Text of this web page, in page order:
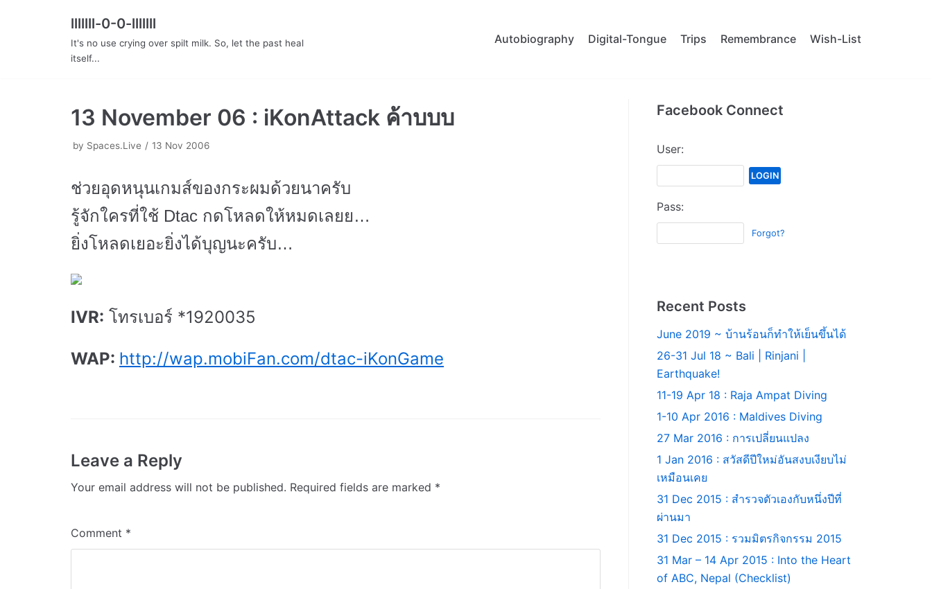
lllllll-0-0-lllllll
It's no use crying over spilt milk. So, let the past heal
itself...
Autobiography Digital-Tongue Trips Remembrance Wish-List
13 November 06 : iKonAttack ค้าบบบ
by Spaces.Live 13 Nov 2006
ช่วยอุดหนุนเกมส์ของกระผมด้วยนาครับ
รู้จักใครที่ใช้ Dtac กดโหลดให้หมดเลยย…
ยิ่งโหลดเยอะยิ่งได้บุญนะครับ…
IVR: โทรเบอร์ *1920035
WAP: http://wap.mobiFan.com/dtac-iKonGame
Leave a Reply
Your email address will not be published. Required fields are marked *
Comment *
Facebook Connect
User:
Pass:
Forgot?
Recent Posts
June 2019 ~ บ้านร้อนก็ทำให้เย็นขึ้นได้
26-31 Jul 18 ~ Bali | Rinjani |
Earthquake!
11-19 Apr 18 : Raja Ampat Diving
1-10 Apr 2016 : Maldives Diving
27 Mar 2016 : การเปลี่ยนแปลง
1 Jan 2016 : สวัสดีปีใหม่อันสงบเงียบไม่
เหมือนเคย
31 Dec 2015 : สำรวจตัวเองกับหนึ่งปีที่
ผ่านมา
31 Dec 2015 : รวมมิตรกิจกรรม 2015
31 Mar – 14 Apr 2015 : Into the Heart
of ABC, Nepal (Checklist)